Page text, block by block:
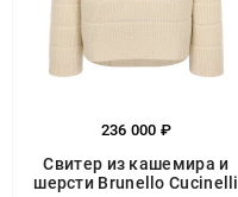
236 000 ₽
Свитер из кашемира и
шерсти Brunello Cucinelli